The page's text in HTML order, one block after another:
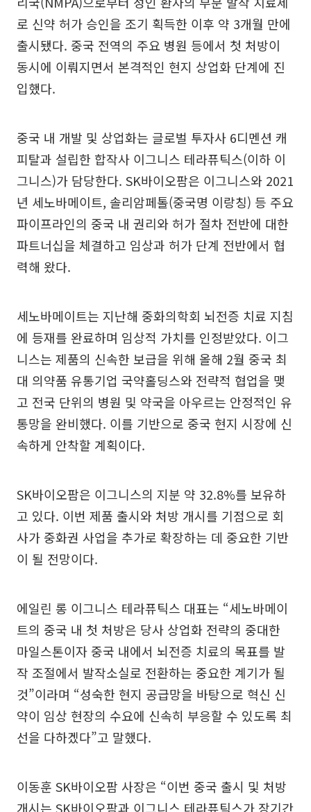
로 신약 허가 승인을 조기 획득한 이후 약 3개월 만에
출시됐다. 중국 전역의 주요 병원 등에서 첫 처방이
동시에 이뤄지면서 본격적인 현지 상업화 단계에 진
입했다.
중국 내 개발 및 상업화는 글로벌 투자사 6디멘션 캐
피탈과 설립한 합작사 이그니스 테라퓨틱스(이하 이
그니스)가 담당한다. SK바이오팜은 이그니스와 2021
년 세노바메이트, 솔리암페톨(중국명 이랑칭) 등 주요
파이프라인의 중국 내 권리와 허가 절차 전반에 대한
파트너십을 체결하고 임상과 허가 단계 전반에서 협
력해 왔다.
세노바메이트는 지난해 중화의학회 뇌전증 치료 지침
에 등재를 완료하며 임상적 가치를 인정받았다. 이그
니스는 제품의 신속한 보급을 위해 올해 2월 중국 최
대 의약품 유통기업 국약홀딩스와 전략적 협업을 맺
고 전국 단위의 병원 및 약국을 아우르는 안정적인 유
통망을 완비했다. 이를 기반으로 중국 현지 시장에 신
속하게 안착할 계획이다.
SK바이오팜은 이그니스의 지분 약 32.8%를 보유하
고 있다. 이번 제품 출시와 처방 개시를 기점으로 회
사가 중화권 사업을 추가로 확장하는 데 중요한 기반
이 될 전망이다.
에일린 롱 이그니스 테라퓨틱스 대표는 “세노바메이
트의 중국 내 첫 처방은 당사 상업화 전략의 중대한
마일스톤이자 중국 내에서 뇌전증 치료의 목표를 발
작 조절에서 발작소실로 전환하는 중요한 계기가 될
것”이라며 “성숙한 현지 공급망을 바탕으로 혁신 신
약이 임상 현장의 수요에 신속히 부응할 수 있도록 최
선을 다하겠다”고 말했다.
이동훈 SK바이오팜 사장은 “이번 중국 출시 및 처방
개시는 SK바이오팜과 이그니스 테라퓨틱스가 장기간